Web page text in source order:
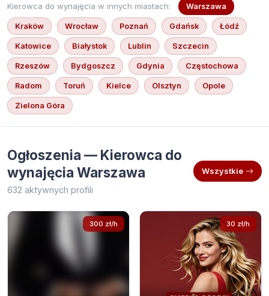
Kierowca do wynajęcia w innych miastach: Warszawa
Kraków Wrocław Poznań Gdańsk Łódź
Katowice Białystok Lublin Szczecin
Rzeszów Bydgoszcz Gdynia Częstochowa
Radom Toruń Kielce Olsztyn Opole
Zielona Góra
Ogłoszenia — Kierowca do
wynajęcia Warszawa
632 aktywnych profili
Wszystkie
300 zł/h 30 zł/h